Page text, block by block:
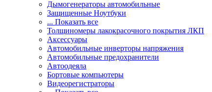
Дымогенераторы автомобильные
Защищенные Ноутбуки
... Показать все
Толщиномеры лакокрасочного покрытия ЛКП
Аксессуары
Автомобильные инверторы напряжения
Автомобильные предохранители
Автоодеяла
Бортовые компьютеры
Видеорегистраторы